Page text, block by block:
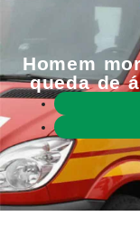
Homem
queda de